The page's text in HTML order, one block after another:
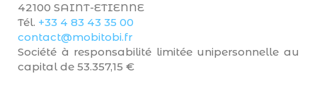
42100 SAINT-ETIENNE
Tél. +33 4 83 43 35 00
contact@mobitobi.fr
Société à responsabilité limitée unipersonnelle au
capital de 53.357,15 €